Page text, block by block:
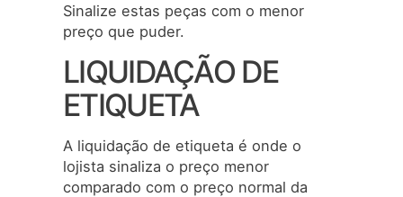
Sinalize estas peças com o menor
preço que puder.
LIQUIDAÇÃO DE
ETIQUETA
A liquidação de etiqueta é onde o
lojista sinaliza o preço menor
comparado com o preço normal da